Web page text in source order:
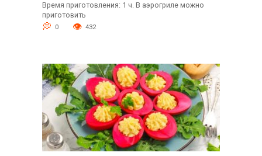
Время приготовления: 1 ч. В аэрогриле можно
приготовить
0 432